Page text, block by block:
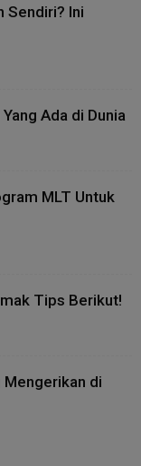
Sendiri? Ini
Ada di Dunia
MLT Untuk
Tips Berikut!
Mengerikan di